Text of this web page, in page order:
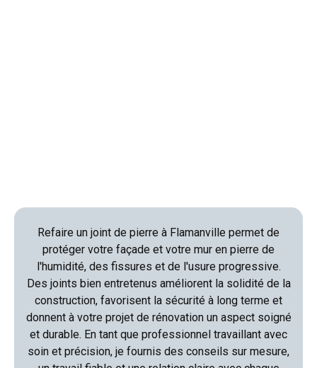
Refaire un joint de pierre à Flamanville permet de
protéger votre façade et votre mur en pierre de
l'humidité, des fissures et de l'usure progressive.
Des joints bien entretenus améliorent la solidité de la
construction, favorisent la sécurité à long terme et
donnent à votre projet de rénovation un aspect soigné
et durable. En tant que professionnel travaillant avec
soin et précision, je fournis des conseils sur mesure,